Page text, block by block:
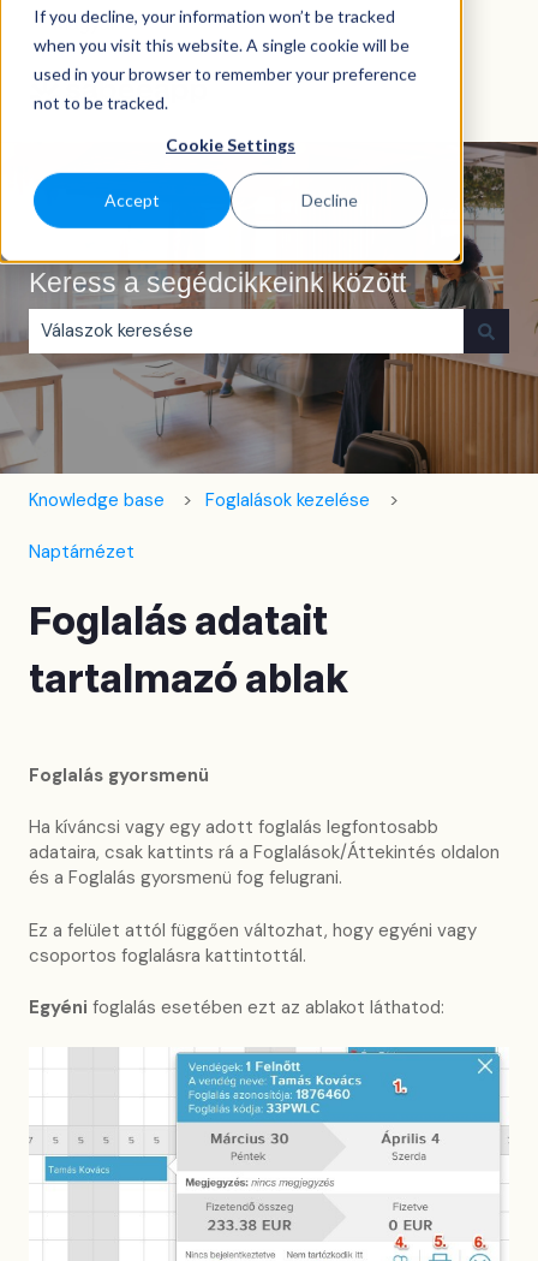
If you decline, your information won’t be tracked
when you visit this website. A single cookie will be
used in your browser to remember your preference
not to be tracked.
Cookie Settings
Accept Decline
MagyarAlmenü megjelenítése fordításokhoz
Keress a segédcikkeink között
Nincs javaslat, mert üres a keresőmező.
Knowledge base Foglalások kezelése
Naptárnézet
Foglalás adatait
tartalmazó ablak
Foglalás gyorsmenü
Ha kíváncsi vagy egy adott foglalás legfontosabb
adataira, csak kattints rá a Foglalások/Áttekintés oldalon
és a Foglalás gyorsmenü fog felugrani.
Ez a felület attól függően változhat, hogy egyéni vagy
csoportos foglalásra kattintottál.
Egyéni foglalás esetében ezt az ablakot láthatod: